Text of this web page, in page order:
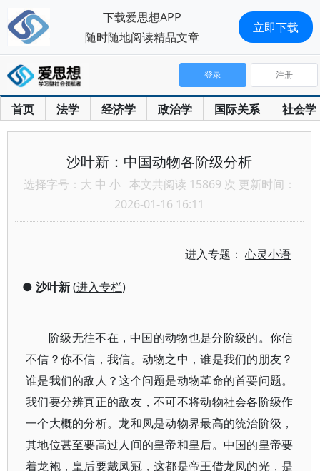
首页 法学 经济学 政治学 国际关系 社会学
登录 注册
沙叶新：中国动物各阶级分析
选择字号： 大 中 小 本文共阅读 15869 次 更新时间：
2026-01-16 16:11
进入专题：心灵小语
● 沙叶新(进入专栏)
阶级无往不在，中国的动物也是分阶级的。你信
不信？你不信，我信。动物之中，谁是我们的朋友？
谁是我们的敌人？这个问题是动物革命的首要问题。
我们要分辨真正的敌友，不可不将动物社会各阶级作
一个大概的分析。龙和凤是动物界最高的统治阶级，
其地位甚至要高过人间的皇帝和皇后。中国的皇帝要
着龙袍，皇后要戴凤冠，这都是帝王借龙凤的光，是
下载爱思想APP
随时随地阅读精品文章
立即下载